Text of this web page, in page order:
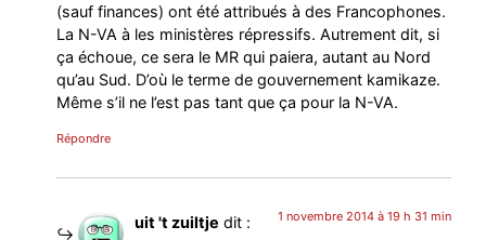
(sauf finances) ont été attribués à des Francophones.
La N-VA à les ministères répressifs. Autrement dit, si
ça échoue, ce sera le MR qui paiera, autant au Nord
qu’au Sud. D’où le terme de gouvernement kamikaze.
Même s’il ne l’est pas tant que ça pour la N-VA.
Répondre
uit 't zuiltje dit : 1 novembre 2014 à 19 h 31 min